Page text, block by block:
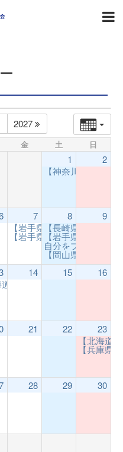
2027
金 土 日
1
【神奈川県支部】
2
7
【岩手県支部】ALS当事
【岩手県支部】交流会開催
8
【長崎県支部】
【岩手県支部】療
自分をプレゼン！
【岡山県支部】茶
9
道支部】ALS患者・家族の
14 15 16
21 22
23
【北海道
【兵庫県
28 29 30